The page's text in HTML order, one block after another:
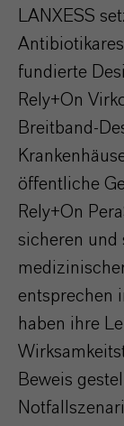
LANXESS
fundierte
Rely+On
Breitband-
öffentliche
Rely+On
sicheren und
entsprechen
haben ihre
Beweis